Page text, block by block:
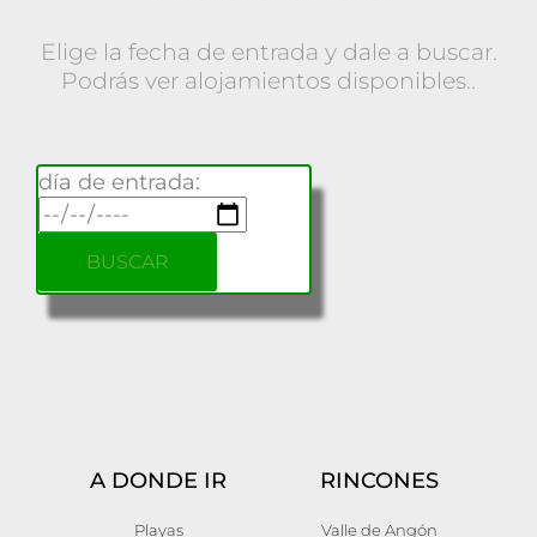
pElige la fecha de entrada y dale a buscar.
Podrás ver alojamientos disponibles..
día de entrada:
A DONDE IR
Playas
RINCONES
Valle de Angón